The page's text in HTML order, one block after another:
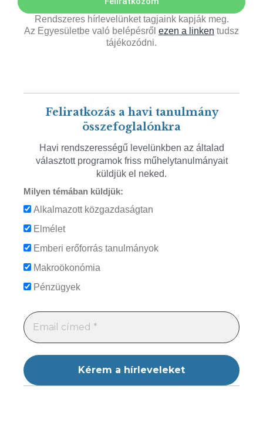
Rendszeres hírlevelünket tagjaink kapják meg.
Az Egyesületbe való belépésről ezen a linken tudsz
tájékozódni.
Feliratkozás a havi tanulmány
összefoglalónkra
Havi rendszerességű levelünkben az általad
választott programok friss műhelytanulmányait
küldjük el neked.
Milyen témában küldjük:
Alkalmazott közgazdaságtan
Elmélet
Emberi erőforrás tanulmányok
Makroökonómia
Pénzügyek